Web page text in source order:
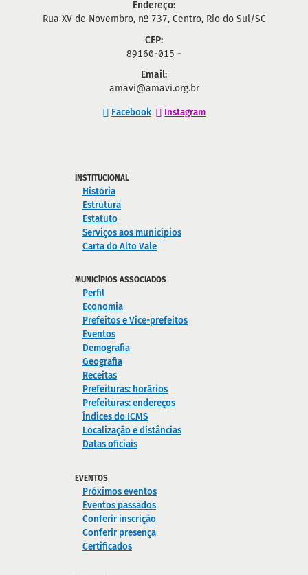
Endereço:
Rua XV de Novembro, nº 737, Centro, Rio do Sul/SC
CEP:
89160-015 -
Email:
amavi@amavi.org.br
Facebook Instagram
INSTITUCIONAL
História
Estrutura
Estatuto
Serviços aos municípios
Carta do Alto Vale
MUNICÍPIOS ASSOCIADOS
Perfil
Economia
Prefeitos e Vice-prefeitos
Eventos
Demografia
Geografia
Receitas
Prefeituras: horários
Prefeituras: endereços
Índices do ICMS
Localização e distâncias
Datas oficiais
EVENTOS
Próximos eventos
Eventos passados
Conferir inscrição
Conferir presença
Certificados